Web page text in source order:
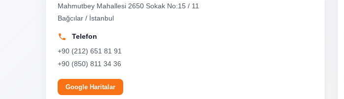
Mahmutbey Mahallesi 2650 Sokak No:15 / 11
Bağcılar / İstanbul
Telefon
+90 (212) 651 81 91
+90 (850) 811 34 36
Google Haritalar